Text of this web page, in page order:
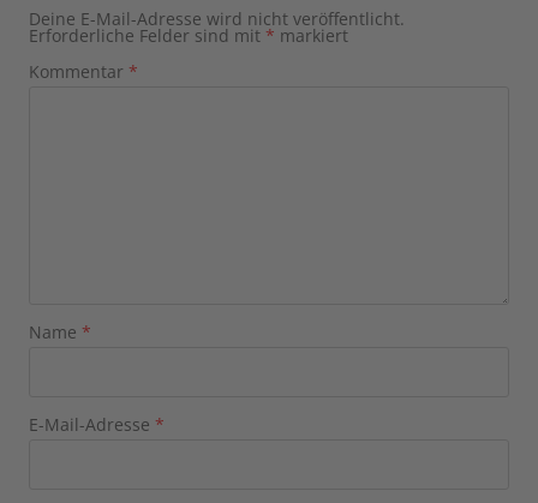
Deine E-Mail-Adresse wird nicht veröffentlicht.
Erforderliche Felder sind mit * markiert
Kommentar *
Name *
E-Mail-Adresse *